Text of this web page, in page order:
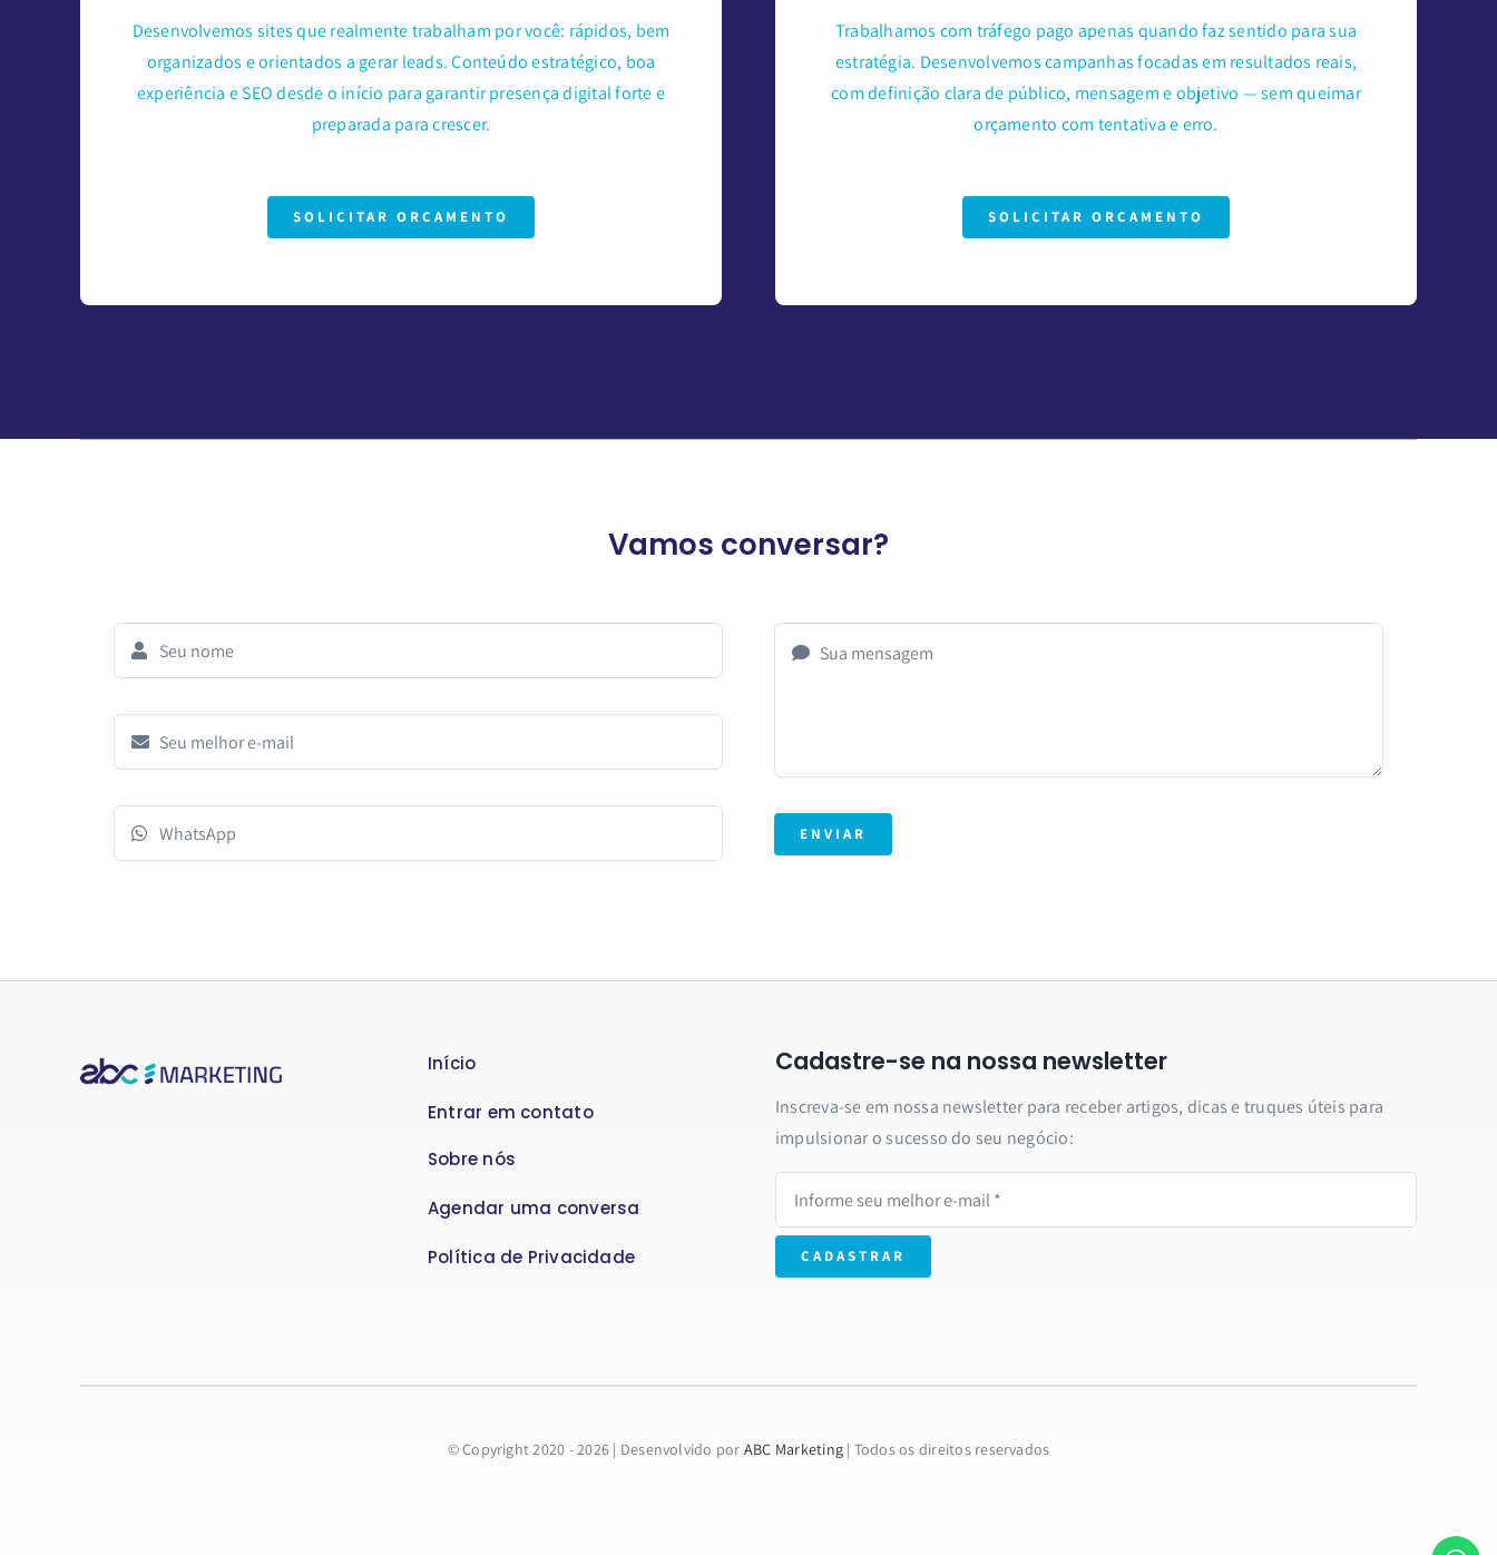
Desenvolvemos sites que realmente trabalham por você: rápidos, bem
organizados e orientados a gerar leads. Conteúdo estratégico, boa
experiência e SEO desde o início para garantir presença digital forte e
preparada para crescer.
SOLICITAR ORÇAMENTO
Trabalhamos com tráfego pago apenas quando faz sentido para sua
estratégia. Desenvolvemos campanhas focadas em resultados reais,
com definição clara de público, mensagem e objetivo — sem queimar
orçamento com tentativa e erro.
SOLICITAR ORÇAMENTO
Vamos conversar?
ENVIAR
Início
Entrar em contato
Sobre nós
Agendar uma conversa
Política de Privacidade
Cadastre-se na nossa newsletter
Inscreva-se em nossa newsletter para receber artigos, dicas e truques úteis para
impulsionar o sucesso do seu negócio:
CADASTRAR
© Copyright 2020 - 2026 | Desenvolvido por ABC Marketing | Todos os direitos reservados